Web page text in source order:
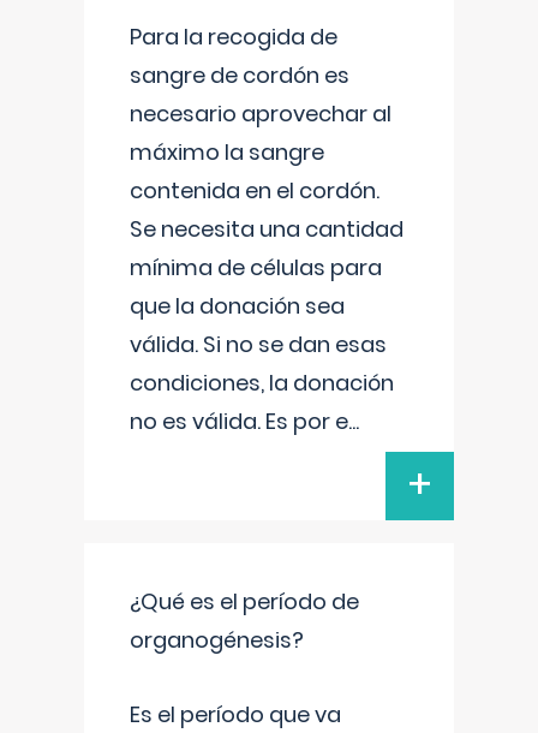
Para la recogida de
sangre de cordón es
necesario aprovechar al
máximo la sangre
contenida en el cordón.
Se necesita una cantidad
mínima de células para
que la donación sea
válida. Si no se dan esas
condiciones, la donación
no es válida. Es por e...
+
¿Qué es el período de
organogénesis?
Es el período que va